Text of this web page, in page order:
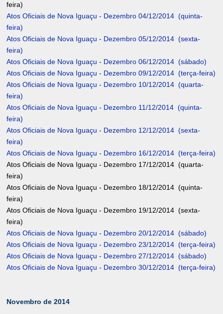
feira)
Atos Oficiais de Nova Iguaçu - Dezembro 04/12/2014 (quinta-
feira)
Atos Oficiais de Nova Iguaçu - Dezembro 05/12/2014 (sexta-
feira)
Atos Oficiais de Nova Iguaçu - Dezembro 06/12/2014 (sábado)
Atos Oficiais de Nova Iguaçu - Dezembro 09/12/2014 (terça-feira)
Atos Oficiais de Nova Iguaçu - Dezembro 10/12/2014 (quarta-
feira)
Atos Oficiais de Nova Iguaçu - Dezembro 11/12/2014 (quinta-
feira)
Atos Oficiais de Nova Iguaçu - Dezembro 12/12/2014 (sexta-
feira)
Atos Oficiais de Nova Iguaçu - Dezembro 16/12/2014 (terça-feira)
Atos Oficiais de Nova Iguaçu - Dezembro 17/12/2014 (quarta-
feira)
Atos Oficiais de Nova Iguaçu - Dezembro 18/12/2014 (quinta-
feira)
Atos Oficiais de Nova Iguaçu - Dezembro 19/12/2014 (sexta-
feira)
Atos Oficiais de Nova Iguaçu - Dezembro 20/12/2014 (sábado)
Atos Oficiais de Nova Iguaçu - Dezembro 23/12/2014 (terça-feira)
Atos Oficiais de Nova Iguaçu - Dezembro 27/12/2014 (sábado)
Atos Oficiais de Nova Iguaçu - Dezembro 30/12/2014 (terça-feira)
Novembro de 2014